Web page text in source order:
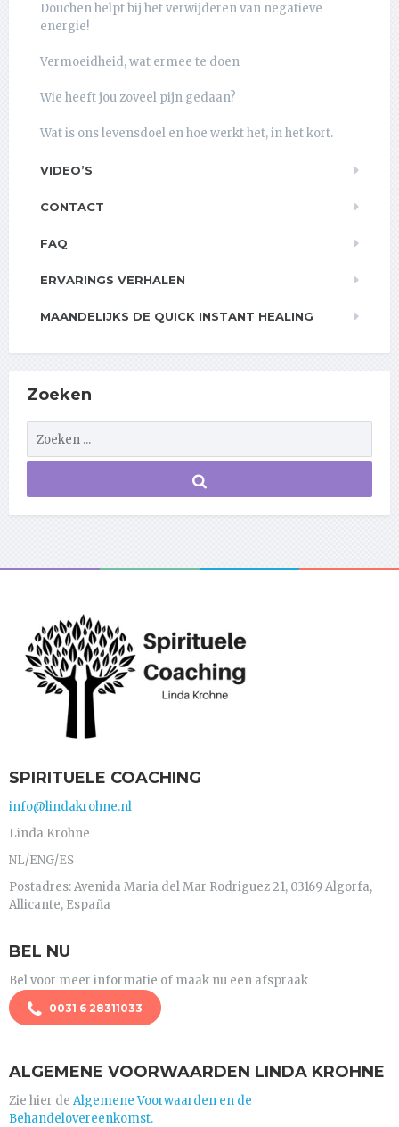
Douchen helpt bij het verwijderen van negatieve
energie!
Vermoeidheid, wat ermee te doen
Wie heeft jou zoveel pijn gedaan?
Wat is ons levensdoel en hoe werkt het, in het kort.
VIDEO’S
CONTACT
FAQ
ERVARINGS VERHALEN
MAANDELIJKS DE QUICK INSTANT HEALING
Zoeken
SPIRITUELE COACHING
info@lindakrohne.nl
Linda Krohne
NL/ENG/ES
Postadres: Avenida Maria del Mar Rodriguez 21, 03169 Algorfa,
Allicante, España
BEL NU
Bel voor meer informatie of maak nu een afspraak
0031 6 28311033
ALGEMENE VOORWAARDEN LINDA KROHNE
Zie hier de Algemene Voorwaarden en de
Behandelovereenkomst.